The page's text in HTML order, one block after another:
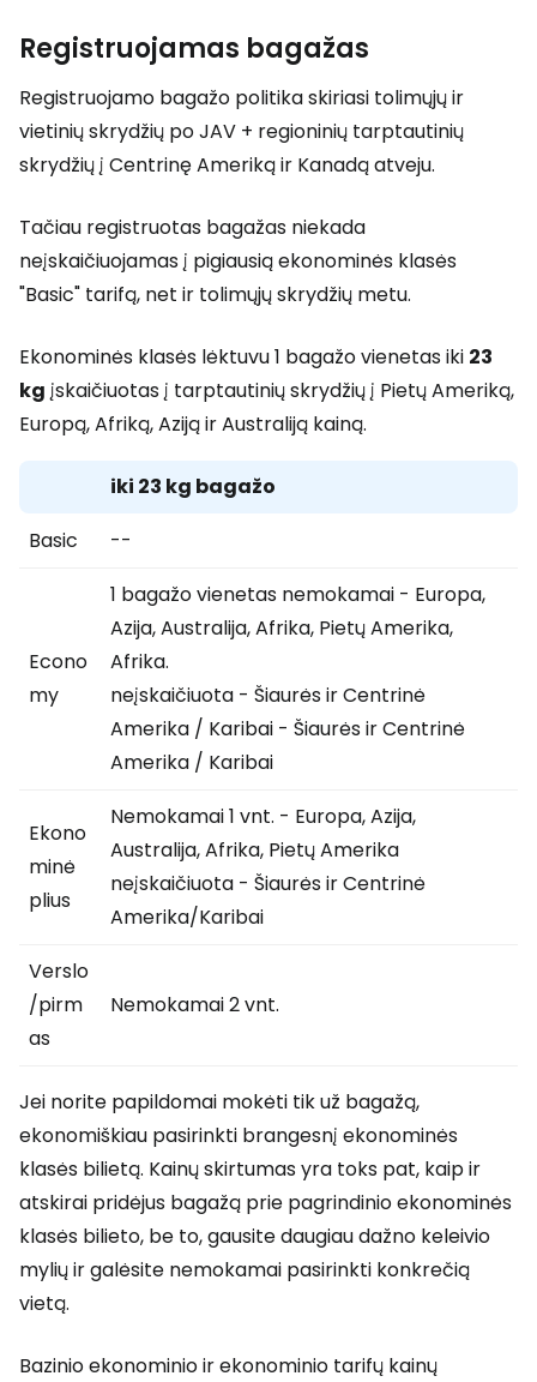
Registruojamas bagažas
Registruojamo bagažo politika skiriasi tolimųjų ir
vietinių skrydžių po JAV + regioninių tarptautinių
skrydžių į Centrinę Ameriką ir Kanadą atveju.
Tačiau registruotas bagažas niekada
neįskaičiuojamas į pigiausią ekonominės klasės
"Basic" tarifą, net ir tolimųjų skrydžių metu.
Ekonominės klasės lėktuvu 1 bagažo vienetas iki 23
kg įskaičiuotas į tarptautinių skrydžių į Pietų Ameriką,
Europą, Afriką, Aziją ir Australiją kainą.
iki 23 kg bagažo
Basic
--
Econo
my
1 bagažo vienetas nemokamai - Europa,
Azija, Australija, Afrika, Pietų Amerika,
Afrika.
neįskaičiuota - Šiaurės ir Centrinė
Amerika / Karibai - Šiaurės ir Centrinė
Amerika / Karibai
Ekono
minė
plius
Nemokamai 1 vnt. - Europa, Azija,
Australija, Afrika, Pietų Amerika
neįskaičiuota - Šiaurės ir Centrinė
Amerika/Karibai
Verslo
/pirm
as
Nemokamai 2 vnt.
Jei norite papildomai mokėti tik už bagažą,
ekonomiškiau pasirinkti brangesnį ekonominės
klasės bilietą. Kainų skirtumas yra toks pat, kaip ir
atskirai pridėjus bagažą prie pagrindinio ekonominės
klasės bilieto, be to, gausite daugiau dažno keleivio
mylių ir galėsite nemokamai pasirinkti konkrečią
vietą.
Bazinio ekonominio ir ekonominio tarifų kainų